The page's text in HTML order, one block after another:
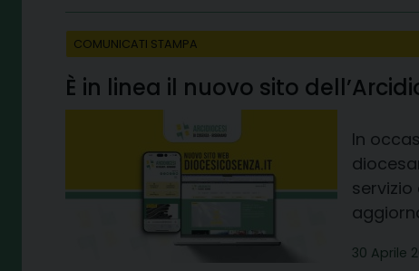
COMUNICATI STAMPA
È in linea il nuovo sito
In
30 Aprile